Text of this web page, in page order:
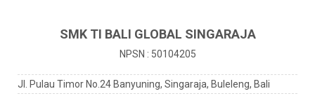
SMK TI BALI GLOBAL SINGARAJA
NPSN : 50104205
Jl. Pulau Timor No.24 Banyuning, Singaraja, Buleleng, Bali